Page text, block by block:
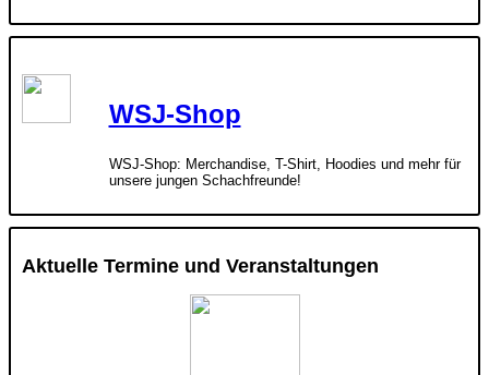
WSJ-Shop
WSJ-Shop: Merchandise, T-Shirt, Hoodies und mehr für
unsere jungen Schachfreunde!
Aktuelle Termine und Veranstaltungen